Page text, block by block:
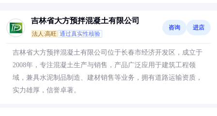
吉林省大方预拌混凝土有限公司
法人:高旺 通过真实性核验
咨询 进店
吉林省大方预拌混凝土有限公司位于长春市经济开发区，成立于
2008年，专注混凝土生产与销售，产品广泛应用于建筑工程领
域，兼具水泥制品制造、建材销售等业务，拥有道路运输资质，
实力雄厚，信誉卓著。